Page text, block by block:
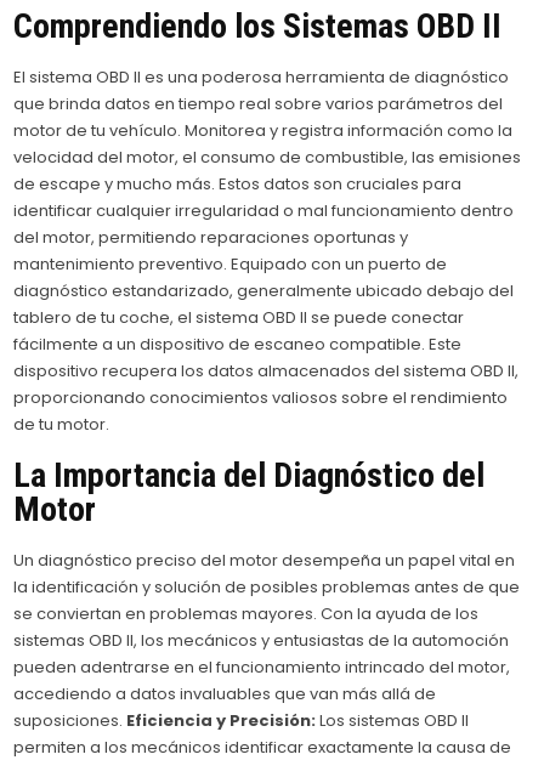
Comprendiendo los Sistemas OBD II
El sistema OBD II es una poderosa herramienta de diagnóstico
que brinda datos en tiempo real sobre varios parámetros del
motor de tu vehículo. Monitorea y registra información como la
velocidad del motor, el consumo de combustible, las emisiones
de escape y mucho más. Estos datos son cruciales para
identificar cualquier irregularidad o mal funcionamiento dentro
del motor, permitiendo reparaciones oportunas y
mantenimiento preventivo. Equipado con un puerto de
diagnóstico estandarizado, generalmente ubicado debajo del
tablero de tu coche, el sistema OBD II se puede conectar
fácilmente a un dispositivo de escaneo compatible. Este
dispositivo recupera los datos almacenados del sistema OBD II,
proporcionando conocimientos valiosos sobre el rendimiento
de tu motor.
La Importancia del Diagnóstico del
Motor
Un diagnóstico preciso del motor desempeña un papel vital en
la identificación y solución de posibles problemas antes de que
se conviertan en problemas mayores. Con la ayuda de los
sistemas OBD II, los mecánicos y entusiastas de la automoción
pueden adentrarse en el funcionamiento intrincado del motor,
accediendo a datos invaluables que van más allá de
suposiciones. Eficiencia y Precisión:Los sistemas OBD II
permiten a los mecánicos identificar exactamente la causa de